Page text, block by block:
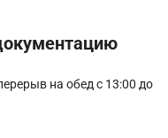
на обед с 13:00 до